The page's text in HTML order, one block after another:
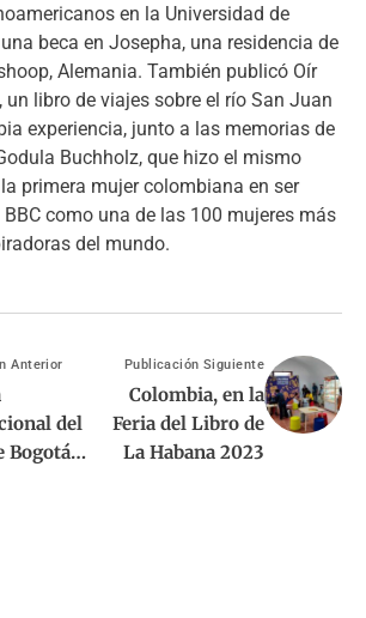
en la Universidad de
beca en Josepha, una residencia de
Alemania. También publicó Oír
libro de viajes sobre el río San Juan
experiencia, junto a las memorias de
Buchholz, que hizo el mismo
primera mujer colombiana en ser
como una de las 100 mujeres más
del mundo.
Anterior
del
Bogotá
Publicación Siguiente
Colombia, en la
Feria del Libro de
La Habana 2023